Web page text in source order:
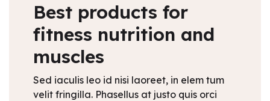
Best products for
fitness nutrition and
muscles
Sed iaculis leo id nisi laoreet, in elem tum
velit fringilla. Phasellus at justo quis orci